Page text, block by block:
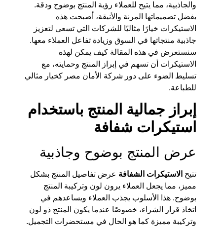
والجاذبية، مما يتيح للعملاء رؤية المنتج بوضوح ودقة.
بفضل تصميماتها المرنة والأنيقة، أصبحت هذه
الاستيكرات خيارًا مثاليًا للشركات التي تسعى لتعزيز
جاذبية منتجاتها في السوق وزيادة تفاعل العملاء معها.
سنستعرض في هذه المقالة كيف يمكن لهذه
الاستيكرات أن تسهم في إبراز المنتج وحمايته، مع
تسليط الضوء على دور شركة الأمان مصر كخيار مثالي
للطباعة.
إبراز جمالية المنتج باستخدام
استيكرات شفافة
عرض المنتج بوضوح وجاذبية
تتيح الاستيكرات الشفافة عرض تفاصيل المنتج بشكل
مميز، مما يجعل العملاء يرون لون وتركيبة المنتج
بوضوح. هذا الأسلوب يجذب العملاء ويساعدهم في
اتخاذ قرار الشراء، خصوصًا عندما يكون المنتج ذو لون
وتركيبة مميزة كما هو الحال في مستحضرات التجميل.